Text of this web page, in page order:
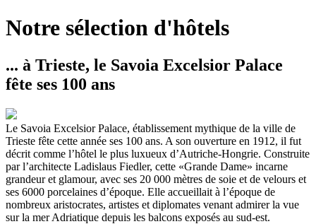
Notre sélection d'hôtels
... à Trieste, le Savoia Excelsior Palace
fête ses 100 ans
Le Savoia Excelsior Palace, établissement mythique de la ville de
Trieste fête cette année ses 100 ans. A son ouverture en 1912, il fut
décrit comme l’hôtel le plus luxueux d’Autriche-Hongrie. Construite
par l’architecte Ladislaus Fiedler, cette «Grande Dame» incarne
grandeur et glamour, avec ses 20 000 mètres de soie et de velours et
ses 6000 porcelaines d’époque. Elle accueillait à l’époque de
nombreux aristocrates, artistes et diplomates venant admirer la vue
sur la mer Adriatique depuis les balcons exposés au sud-est.